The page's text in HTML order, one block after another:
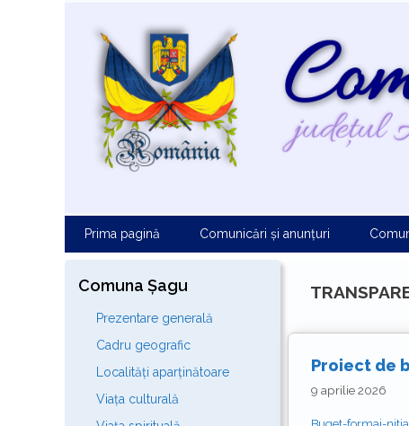
Prima pagină Comunicări și anunțuri
Proiect de
9 aprilie 2026
Comuna Șagu
Prezentare generală
Cadru geografic
Localități aparținătoare
Viața culturală